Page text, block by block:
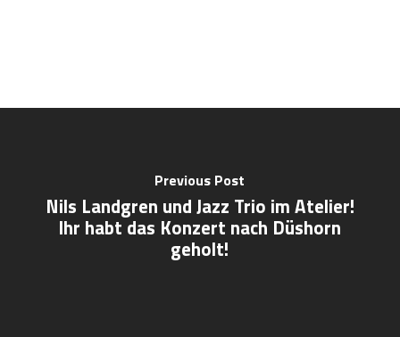
Previous Post
Nils Landgren und Jazz Trio im Atelier!
Ihr habt das Konzert nach Düshorn
geholt!